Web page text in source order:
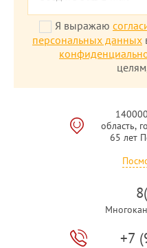
Я выражаю
персональных данных
область,
65 лет
+7